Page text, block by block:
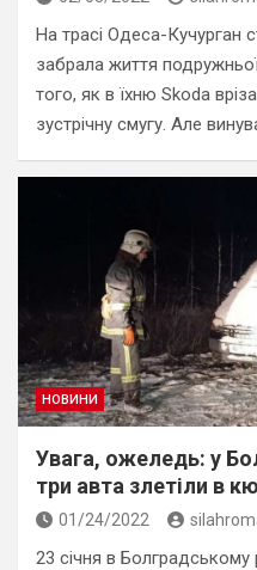
На трасі Одеса-Кучурган
забрала життя
того, як в їхню Skoda
зустрічну смугу. Але
НОВИНИ
Увага, ожеледь: у
три авта злетіли в
01/24/2022
23 січня в Болградському